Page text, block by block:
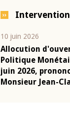
04 mars 2026
Allocution
Politique
mars 2026,
Monsieur Jean-